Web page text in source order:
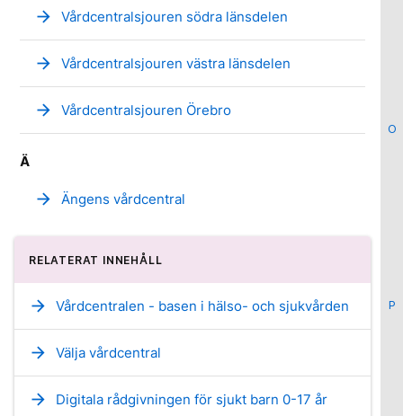
O
P
arrow_forward Vårdcentralsjouren södra länsdelen
arrow_forward Vårdcentralsjouren västra länsdelen
arrow_forward Vårdcentralsjouren Örebro
Ä
arrow_forward Ängens vårdcentral
RELATERAT INNEHÅLL
arrow_forward Vårdcentralen - basen i hälso- och sjukvården
arrow_forward Välja vårdcentral
arrow_forward Digitala rådgivningen för sjukt barn 0-17 år